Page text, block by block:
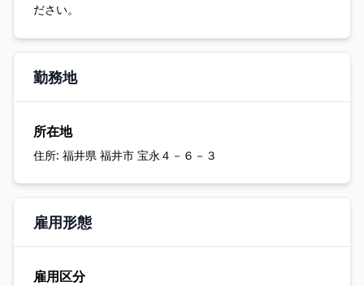
ださい。
勤務地
所在地
住所: 福井県 福井市 宝永４－６－３
雇用形態
雇用区分